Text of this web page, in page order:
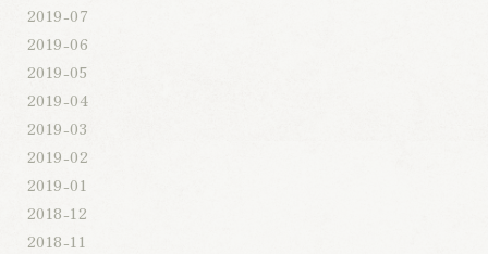
2019-07
2019-06
2019-05
2019-04
2019-03
2019-02
2019-01
2018-12
2018-11